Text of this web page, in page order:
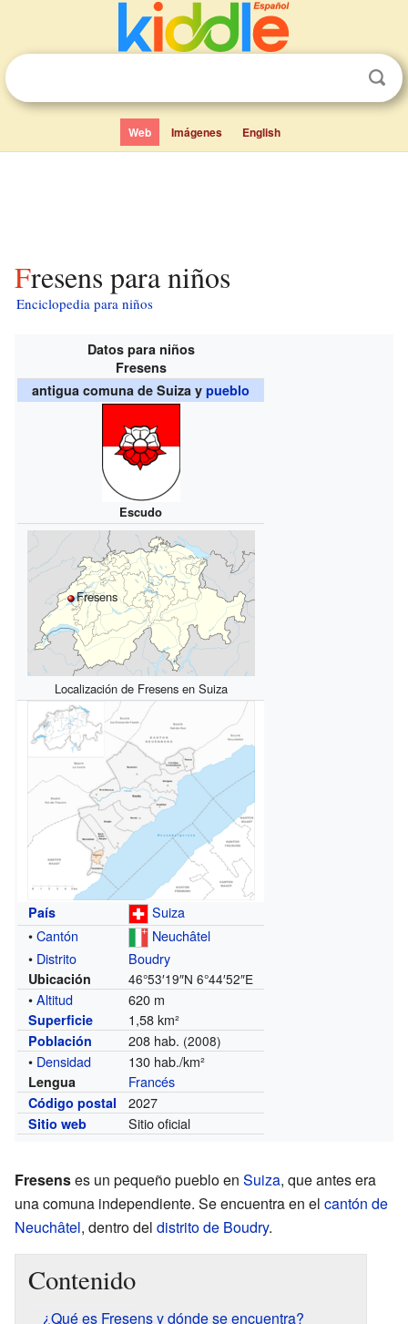
Web Imágenes English
Fresens para niños
Enciclopedia para niños
Datos para niños
Fresens
antigua comuna de Suiza ypueblo
Escudo
Fresens
Localización de Fresens en Suiza
País
Suiza
•Cantón
Neuchâtel
• Distrito Boudry
Ubicación 46°53′19″N 6°44′52″E
•Altitud 620 m
Superficie 1,58 km²
Población 208 hab. (2008)
• Densidad 130 hab./km²
Lengua Francés
Código postal 2027
Sitio web Sitio oficial
Fresenses un pequeño pueblo en Suiza, que antes era
una comuna independiente. Se encuentra en el cantón de
Neuchâtel, dentro del distrito de Boudry.
Contenido
¿Qué es Fresens y dónde se encuentra?